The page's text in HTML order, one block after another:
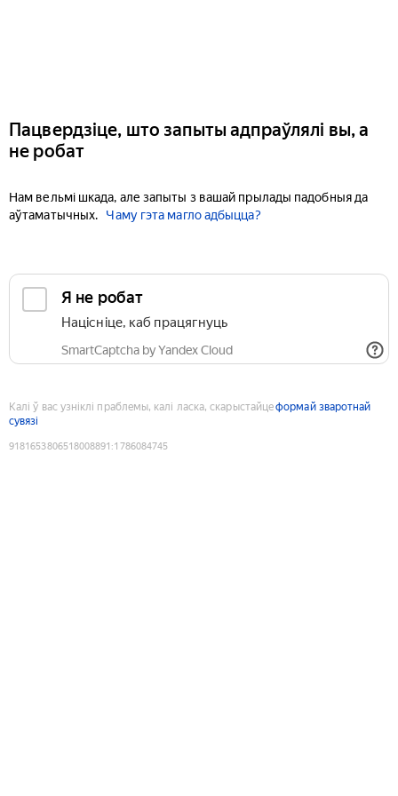
Пацвердзіце, што запыты адпраўлялі вы, а
не робат
Нам вельмі шкада, але запыты з вашай прылады падобныя да
аўтаматычных.
Чаму гэта магло адбыцца?
Я не робат
Націсніце, каб працягнуць
SmartCaptcha by Yandex Cloud
Калі ў вас узніклі праблемы, калі ласка, скарыстайцеформай зваротнай
сувязі
9181653806518008891 :1786084745